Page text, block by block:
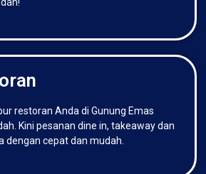
restoran Anda di Gunung Emas
Kini pesanan dine in, takeaway dan
dengan cepat dan mudah.